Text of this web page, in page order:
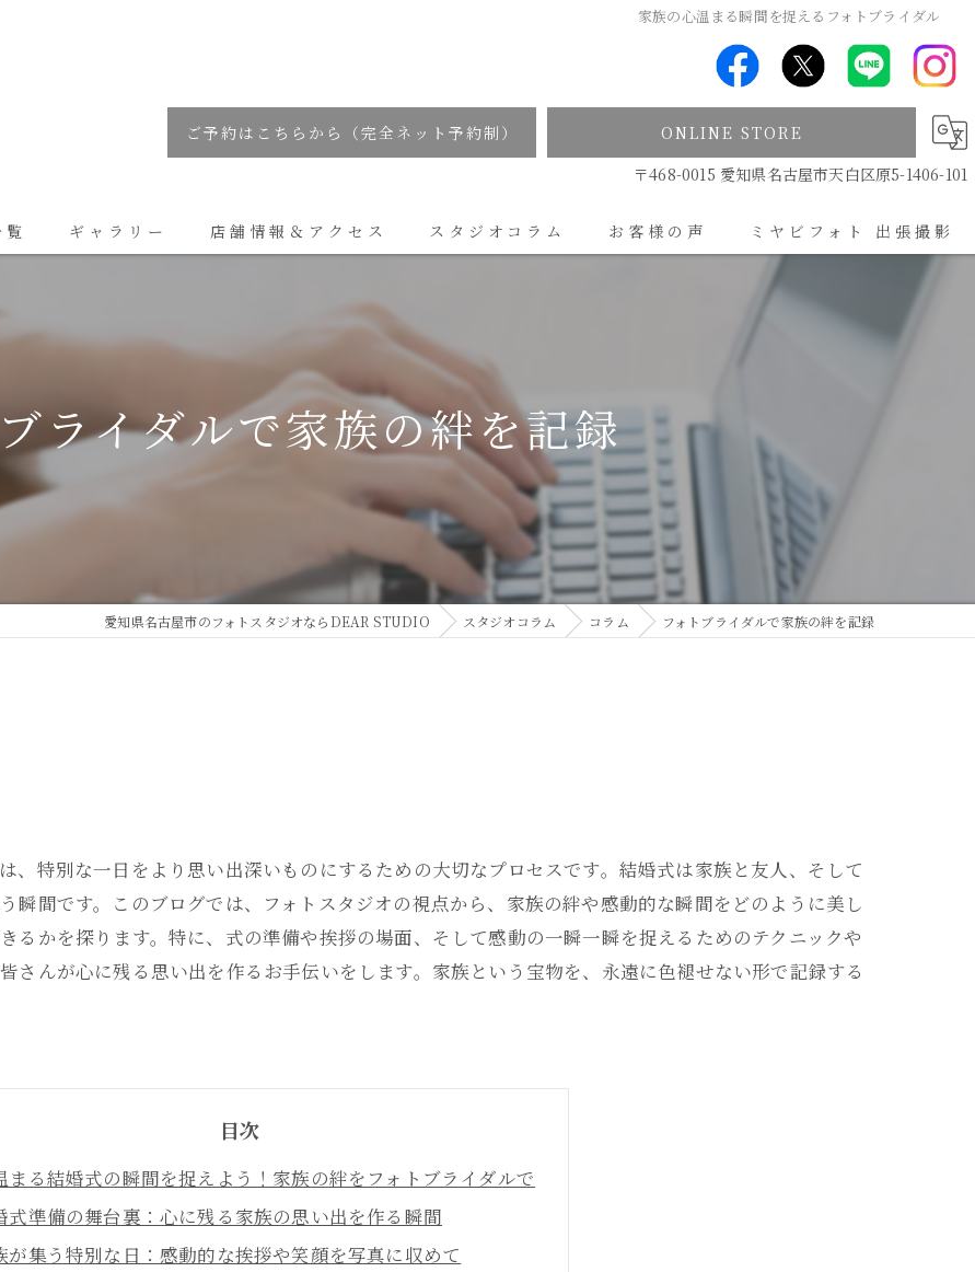
家族の心温まる瞬間を捉えるフォトブライダル
ご予約はこちらから（完全ネット予約制）
ONLINE STORE
〒468-0015 愛知県名古屋市天白区原5-1406-101
ギャラリー 店舗情報＆アクセス スタジオコラム お客様の声 ミヤビフォト 出張撮影
出張撮影について
ライダルで家族の絆を記録
愛知県名古屋市のフォトスタジオならDEAR STUDIO スタジオコラム コラム フォトブライダルで家族の絆を記録
、特別な一日をより思い出深いものにするための大切なプロセスです。結婚式は家族と友人、そして
瞬間です。このブログでは、フォトスタジオの視点から、家族の絆や感動的な瞬間をどのように美し
るかを探ります。特に、式の準備や挨拶の場面、そして感動の一瞬一瞬を捉えるためのテクニックや
さんが心に残る思い出を作るお手伝いをします。家族という宝物を、永遠に色褪せない形で記録する
目次
まる結婚式の瞬間を捉えよう！家族の絆をフォトブライダルで
式準備の舞台裏：心に残る家族の思い出を作る瞬間
が集う特別な日：感動的な挨拶や笑顔を写真に収めて